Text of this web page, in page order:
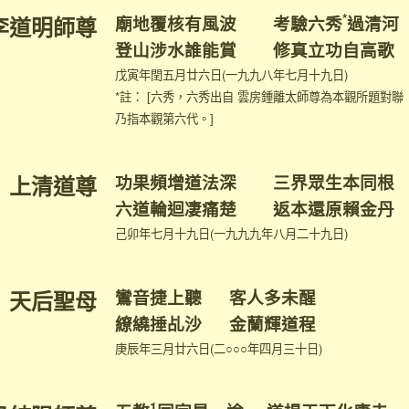
道明師尊 廟地覆核有風波 考驗六秀*過清河
登山涉水誰能賞 修真立功自高歌
戊寅年閏五月廿六日(一九九八年七月十九日)
*註： [六秀，六秀出自 雲房鍾離太師尊為本觀所題對聯
乃指本觀第六代。]
上清道尊
功果頻增道法深 三界眾生本同根
六道輪迴凄痛楚 返本還原賴金丹
己卯年七月十九日(一九九九年八月二十九日)
天后聖母
鸞音捷上聽 客人多未醒
繚繞捶乩沙 金蘭輝道程
庚辰年三月廿六日(二○○○年四月三十日)